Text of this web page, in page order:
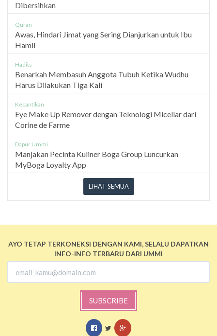
Dibersihkan
Quran
Awas, Hindari Jimat yang Sering Dianjurkan untuk Ibu
Hamil
Hadits
Benarkah Membasuh Anggota Tubuh Ketika Wudhu
Harus Dilakukan Tiga Kali
Kecantikan
Eye Make Up Remover dengan Teknologi Micellar dari
Corine de Farme
Dapur Ummi
Manjakan Pecinta Kuliner Boga Group Luncurkan
MyBoga Loyalty App
LIHAT SEMUA
AYO TETAP TERKONEKSI DENGAN KAMI, SELALU DAPATKAN
INFO-INFO TERBARU DARI UMMI
SUBSCRIBE